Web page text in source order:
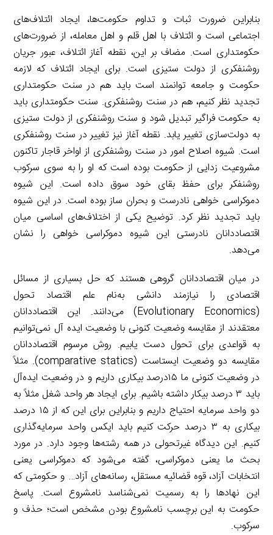
بنابراین ضرورت ثبات و تداوم حکومت‌ها، ایجاد ائتلاف‌های
اجتماعی است و ائتلاف با اهل قلم و اهل معامله، از ضرورت‌های
حکومتداری است. مضاف بر این، نقطه آغاز ائتلاف، عبور جریان
روشنفکری از دولت ستیزی است. برای ایجاد ائتلاف که لازمه
حکومت و جامعه توانمند است باید هم در سنت حکومتداری
تجدید نظر کنیم، هم در سنت روشنفکری. سنت حکومتداری باید
به حکومت فراگیر تبدیل شود و سنت روشنفکری از دولت ستیزی
به دولت‌سازی تغییر یابد. نقطه آغاز نیز تغییر در سنت روشنفکری
است. شیوه اصلاح امور در سنت روشنفکری از اواخر قاجار تاکنون
مشروعیت زدایی از حکومت بوده است که او را به سوی سرکوب
روشنفکر برای حفظ بقای خود سوق داده است. این شیوه
دموکراسی خواهی نادرست و بحران ساز بوده است. در این شیوه
باید تجدید نظر کرد. توضیح یکی از اختلاف‌های اساسی میان
اقتصاددانان نادرستی این شیوه دموکراسی خواهی را نشان
می‌دهد.
در میان اقتصاددانان گروهی هستند که حل بسیاری از مسائل
اقتصادی را نیازمند دانشی به‌نام علم اقتصاد تحول
(Evolutionary Economics) می‌دانند. این اقتصاددانان
معتقدند از مقایسه وضعیت کنونی با وضعیت ایده آل نمی‌توانیم
به قواعدی برای تحول دست یابیم. روش مرسوم اقتصاددانان
مقایسه دو وضعیت ایستاست (comparative statics). مثلاً
در وضعیت کنونی ما ۱۵درصد بیکاری داریم و در وضعیت ایده‌آل
باید ۳ درصد بیکار داشته باشیم. برای ایجاد هر واحد شغل مثلاً به
دو واحد سرمایه احتیاج داریم و بنابراین برای این که از ۱۵ درصد
بیکاری به ۳ درصد حرکت کنیم باید ایکس واحد سرمایه‌گذاری
کنیم. این دیدگاه غیرتحولی در همه رشته‌ها وجود دارد. در مورد
بحث ما یعنی دموکراسی، گفته می‌شود که دموکراسی یعنی
انتخابات آزاد، قوه قضائیه مستقل، رسانه‌های آزاد… و حکومتی که
این نهادها را به رسمیت نمی‌شناسد نامشروع است. پاسخ
حکومت به این برچسب نامشروع بودن مشخص است؛ حذف و
سرکوب.